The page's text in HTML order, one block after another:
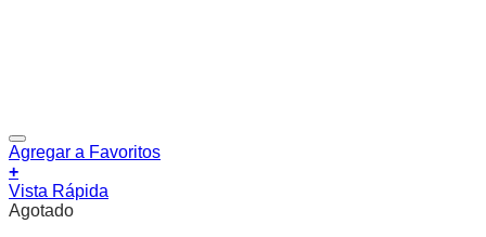
Agregar a Favoritos
+
Vista Rápida
Agotado